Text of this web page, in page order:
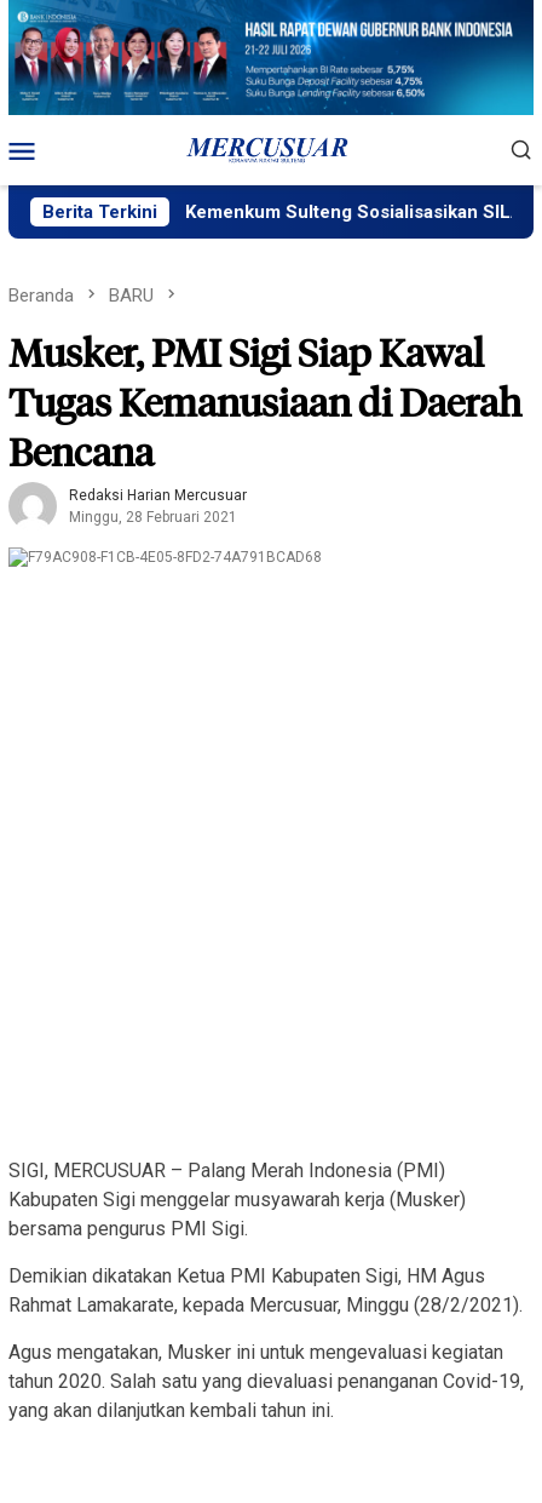
Loncat
konten
Mobile
Berita TerkiniKemenkum Sulteng Sosialisasikan SILAKUM
Beranda BARU
Musker, PMI Sigi Siap Kawal
Tugas Kemanusiaan di Daerah
Bencana
Redaksi Harian Mercusuar
Minggu, 28 Februari 2021
SIGI, MERCUSUAR – Palang Merah Indonesia (PMI)
Kabupaten Sigi menggelar musyawarah kerja (Musker)
bersama pengurus PMI Sigi.
Demikian dikatakan Ketua PMI Kabupaten Sigi, HM Agus
Rahmat Lamakarate, kepada Mercusuar, Minggu (28/2/2021).
Agus mengatakan, Musker ini untuk mengevaluasi kegiatan
tahun 2020. Salah satu yang dievaluasi penanganan Covid-19,
yang akan dilanjutkan kembali tahun ini.